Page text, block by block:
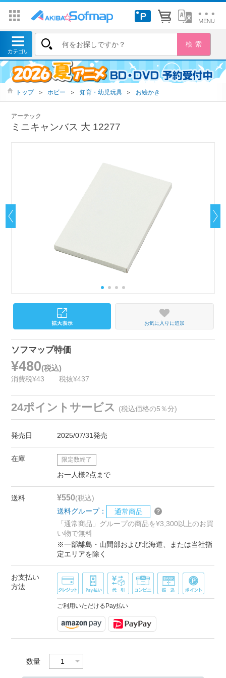
トップ ＞ ホビー ＞ 知育・幼児玩具 ＞ お絵かき
アーテック
ミニキャンバス 大 12277
お気に入りに追加
ソフマップ特価
¥480(税込)
消費税¥43 税抜¥437
24ポイントサービス (税込価格の5％分)
発売日 2025/07/31発売
在庫 限定数終了
お一人様2点まで
送料 ¥550(税込)
送料グループ：
通常商品
「通常商品」グループの商品を¥3,300以上のお買
い物で無料
※一部離島・山間部および北海道、または当社指
定エリアを除く
お支払い
方法
ご利用いただけるPay払い
数量